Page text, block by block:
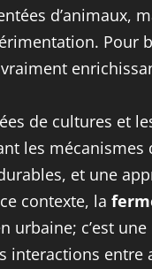
d’animaux,
Pour
de cultures et
les
et une
contexte, la
urbaine; c’est
entre